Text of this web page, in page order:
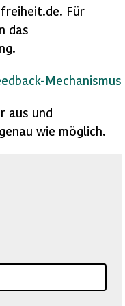
Für
das
Mechanismus
aus und
wie möglich.